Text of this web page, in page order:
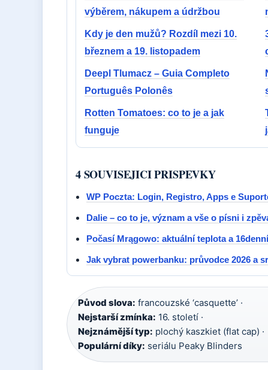
výběrem, nákupem a údržbou
Kdy je den mužů? Rozdíl mezi 10.
březnem a 19. listopadem
Deepl Tlumacz – Guia Completo
Português Polonês
Rotten Tomatoes: co to je a jak
funguje
4 SOUVISEJICI PRISPEVKY
WP Poczta: Login, Registro, Apps e
Dalie – co to je, význam a vše o písni i
Počasí Mrągowo: aktuální teplota a
Jak vybrat powerbanku: průvodce 2026 a
Původ slova: francouzské ‘casquette’ ·
Nejstarší zmínka: 16. století ·
Nejznámější typ: plochý kaszkiet (flat cap) ·
Populární díky: seriálu Peaky Blinders